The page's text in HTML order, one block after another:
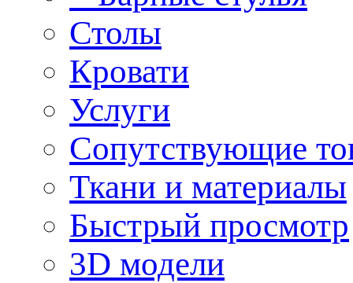
Столы
Кровати
Услуги
Сопутствующие
Ткани и материалы
Быстрый просмотр
3D модели